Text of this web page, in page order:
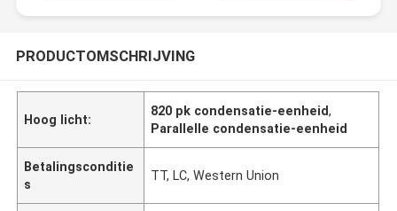
PRODUCTOMSCHRIJVING
Hoog licht:
820 pk condensatie-eenheid,
Parallelle condensatie-eenheid
Betalingsconditie
s
TT, LC, Western Union